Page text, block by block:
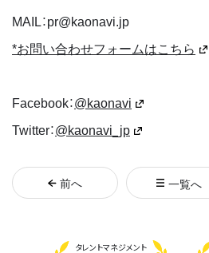
MAIL：pr@kaonavi.jp
*お問い合わせフォームはこちら
Facebook：@kaonavi
Twitter：@kaonavi_jp
前へ 一覧へ
タレントマネジメント